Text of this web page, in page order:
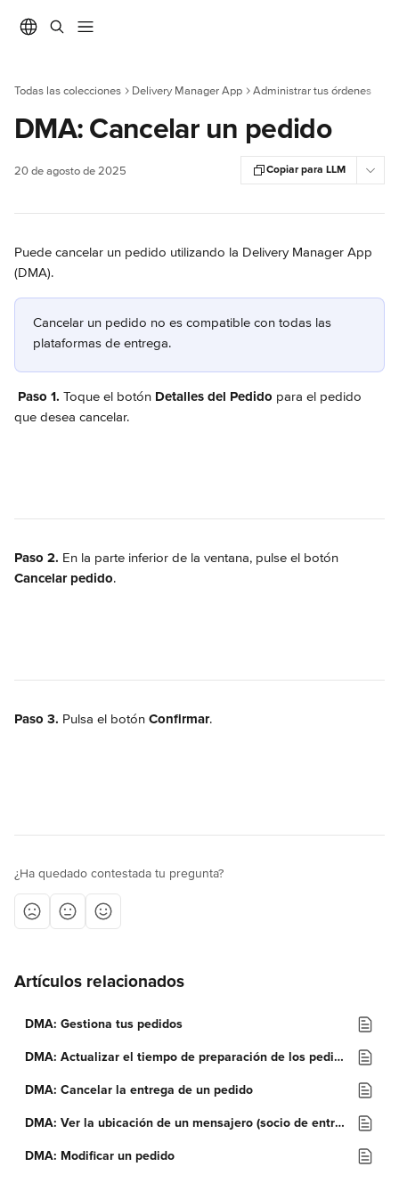
Todas las colecciones Delivery Manager App Administrar tus órdenes
DMA: Cancelar un pedido
20 de agosto de 2025 Copiar para LLM
Puede cancelar un pedido utilizando la Delivery Manager App
(DMA).
Cancelar un pedido no es compatible con todas las
plataformas de entrega.
Paso 1. Toque el botón Detalles del Pedido para el pedido
que desea cancelar.
Paso 2. En la parte inferior de la ventana, pulse el botón
Cancelar pedido.
Paso 3. Pulsa el botón Confirmar.
¿Ha quedado contestada tu pregunta?
Artículos relacionados
DMA: Gestiona tus pedidos
DMA: Actualizar el tiempo de preparación de los pedidos entrantes
DMA: Cancelar la entrega de un pedido
DMA: Ver la ubicación de un mensajero (socio de entrega)
DMA: Modificar un pedido